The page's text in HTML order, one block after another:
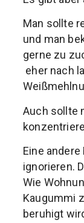
Man sollte
und man
gerne zu
eher nach
Auch sollte
Eine
ignorieren.
Wie
Kaugummi
beruhigt